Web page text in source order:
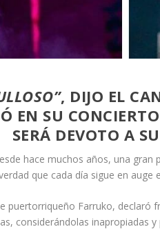
, DIJO EL
EN SU
SERÁ DEVOTO A
hace muchos años, una
que cada día sigue en auge
puertorriqueño Farruko, declaró
considerándolas inapropiadas